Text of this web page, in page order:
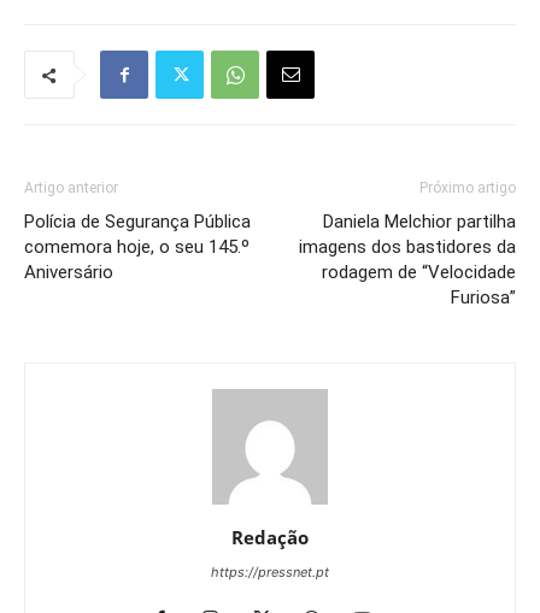
Artigo anterior
Polícia de Segurança Pública
comemora hoje, o seu 145.º
Aniversário
Próximo artigo
Daniela Melchior partilha
imagens dos bastidores da
rodagem de “Velocidade
Furiosa”
Redação
https://pressnet.pt